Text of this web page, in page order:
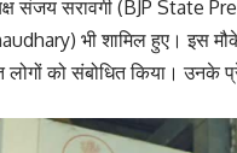
संजय सरावगी (BJP State
भी शामिल हुए। इस
को संबोधित किया। उनके